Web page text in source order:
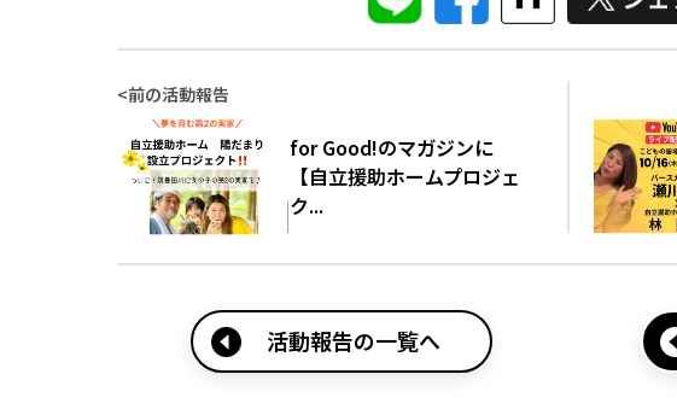
<前の活動報告
for Good!のマガジンに
【自立援助ホームプロジェ
ク...
活動報告の一覧へ